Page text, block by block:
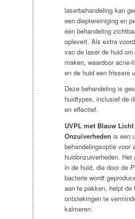
laserbehandeling kan
een dieptereiniging en
één behandeling
oplevert. Als extra
van de laser de huid
maken, waardoor
en de huid een frissere
Deze behandeling is
huidtypes, inclusief de
en effectief.
UVPL met Blauw
Onzuiverheden is een
behandelingsoptie voor
huidonzuiverheden.
in de huid, die door de
bacterie wordt
aan te pakken, helpt de
ontstekingen te
kalmeren.